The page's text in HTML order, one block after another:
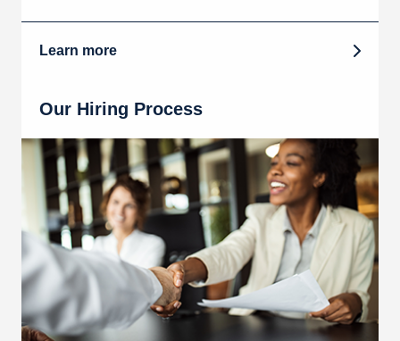
Learn more
Our Hiring Process